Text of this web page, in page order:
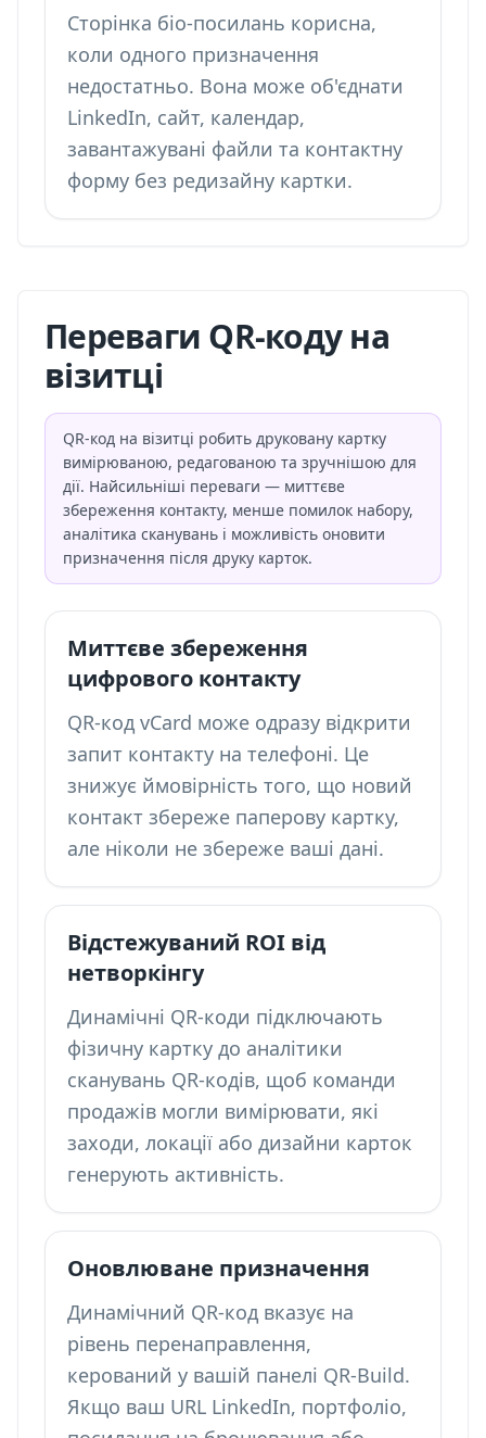
Сторінка біо-посилань корисна,
коли одного призначення
недостатньо. Вона може об'єднати
LinkedIn, сайт, календар,
завантажувані файли та контактну
форму без редизайну картки.
Переваги QR-коду на
візитці
QR-код на візитці робить друковану картку
вимірюваною, редагованою та зручнішою для
дії. Найсильніші переваги — миттєве
збереження контакту, менше помилок набору,
аналітика сканувань і можливість оновити
призначення після друку карток.
Миттєве збереження
цифрового контакту
QR-код vCard може одразу відкрити
запит контакту на телефоні. Це
знижує ймовірність того, що новий
контакт збереже паперову картку,
але ніколи не збереже ваші дані.
Відстежуваний ROI від
нетворкінгу
Динамічні QR-коди підключають
фізичну картку до аналітики
сканувань QR-кодів, щоб команди
продажів могли вимірювати, які
заходи, локації або дизайни карток
генерують активність.
Оновлюване призначення
Динамічний QR-код вказує на
рівень перенаправлення,
керований у вашій панелі QR-Build.
Якщо ваш URL LinkedIn, портфоліо,